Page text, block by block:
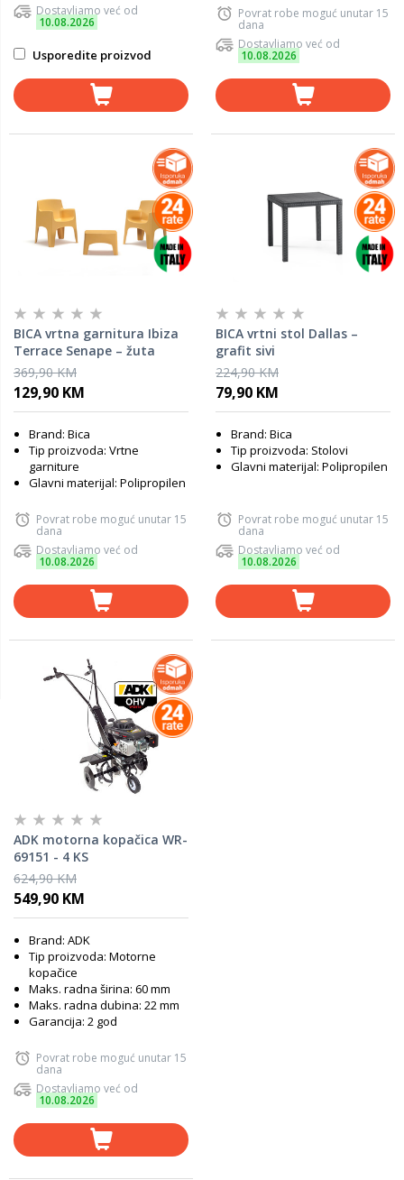
Dostavljamo već od
10.08.2026
Usporedite proizvod
Povrat robe moguć unutar 15
dana
Dostavljamo već od
10.08.2026
BICA vrtna garnitura Ibiza
Terrace Senape – žuta
369,90 KM
129,90 KM
Brand: Bica
Tip proizvoda: Vrtne
garniture
Glavni materijal: Polipropilen
Povrat robe moguć unutar 15
dana
Dostavljamo već od
10.08.2026
BICA vrtni stol Dallas –
grafit sivi
224,90 KM
79,90 KM
Brand: Bica
Tip proizvoda: Stolovi
Glavni materijal: Polipropilen
Povrat robe moguć unutar 15
dana
Dostavljamo već od
10.08.2026
ADK motorna kopačica WR-
69151 - 4 KS
624,90 KM
549,90 KM
Brand: ADK
Tip proizvoda: Motorne
kopačice
Maks. radna širina: 60 mm
Maks. radna dubina: 22 mm
Garancija: 2 god
Povrat robe moguć unutar 15
dana
Dostavljamo već od
10.08.2026